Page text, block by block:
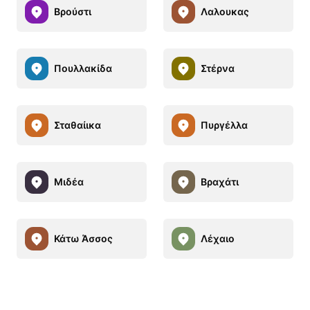
Βρούστι Λαλουκας
Πουλλακίδα Στέρνα
Σταθαίικα Πυργέλλα
Μιδέα Βραχάτι
Κάτω Άσσος Λέχαιο